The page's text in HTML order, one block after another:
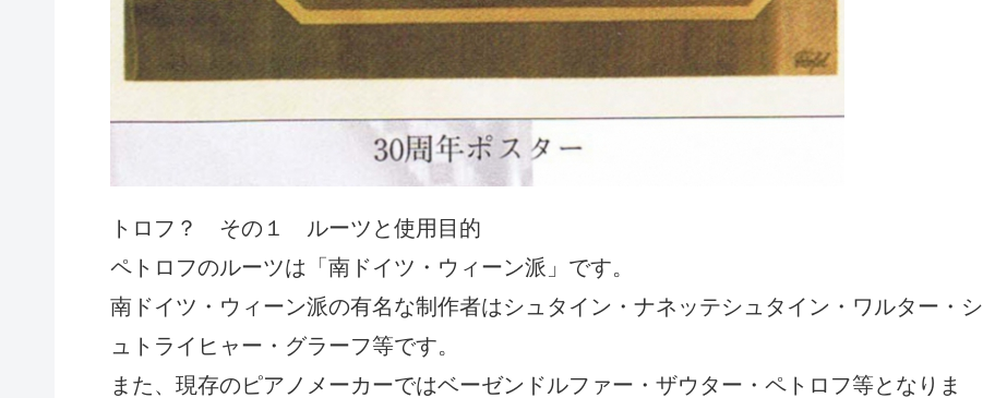
トロフ？ その１ ルーツと使用目的
ペトロフのルーツは「南ドイツ・ウィーン派」です。
南ドイツ・ウィーン派の有名な制作者はシュタイン・ナネッテシュタイン・ワルター・シ
ュトライヒャー・グラーフ等です。
また、現存のピアノメーカーではベーゼンドルファー・ザウター・ペトロフ等となりま